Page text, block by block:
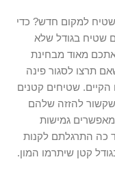
למקום חדש? כדי
שטיח בגודל שלא
אתכם מאוד מבחינת
תרצו לסגור פינה
שטיחים קטנים
להזזה שלהם
גמישות
כה התרגלתם לקנות
קטן שיתרמו המון.